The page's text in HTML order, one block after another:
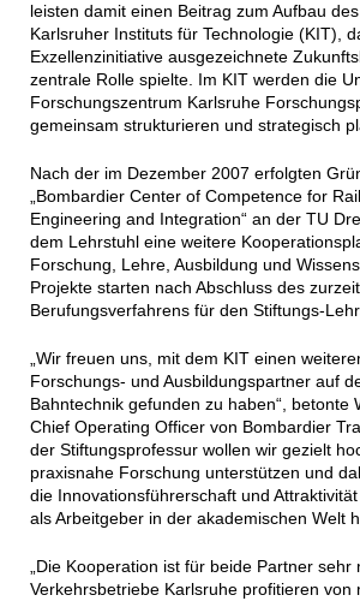
leisten damit einen Beitrag zum Aufbau
Karlsruher Instituts für Technologie (KIT),
Exzellenzinitiative ausgezeichnete
zentrale Rolle spielte. Im KIT werden die
Forschungszentrum Karlsruhe
gemeinsam strukturieren und strategisch
Nach der im Dezember 2007 erfolgten
„Bombardier Center of Competence for
Engineering and Integration“ an der TU
dem Lehrstuhl eine weitere
Forschung, Lehre, Ausbildung und
Projekte starten nach Abschluss des
Berufungsverfahrens für den Stiftungs-
„Wir freuen uns, mit dem KIT einen
Forschungs- und Ausbildungspartner auf
Bahntechnik gefunden zu haben“, betonte
Chief Operating Officer von Bombardier
der Stiftungsprofessur wollen wir gezielt
praxisnahe Forschung unterstützen und
die Innovationsführerschaft und
als Arbeitgeber in der akademischen Welt
„Die Kooperation ist für beide Partner sehr
Verkehrsbetriebe Karlsruhe profitieren von